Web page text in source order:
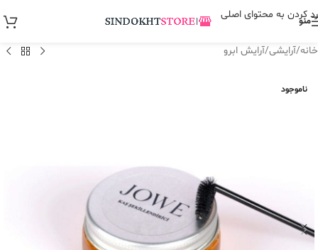
رد کردن به محتوای اصلی
منو
خانه/آرایشی/آرایش ابرو
ناموجود